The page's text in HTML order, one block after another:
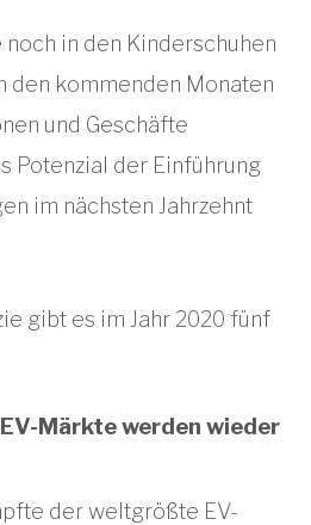
in den Kinderschuhen
den kommenden Monaten
und Geschäfte
Potenzial der Einführung
im nächsten Jahrzehnt
gibt es im Jahr 2020 fünf
Märkte werden wieder
der weltgrößte EV-